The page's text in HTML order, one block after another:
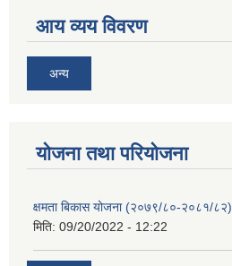
आय व्यय विवरण
अन्य
याेजना तथा परियाेजना
क्षमता बिकास योजना (२०७९/८०-२०८१/८२)
मिति: 09/20/2022 - 12:22